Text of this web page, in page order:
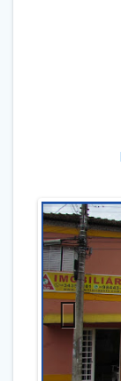
Previo
us